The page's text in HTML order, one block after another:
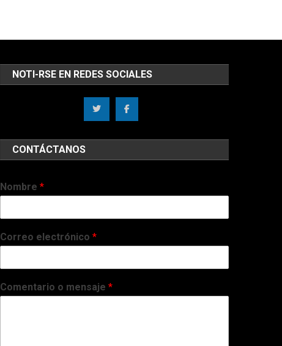
NOTI-RSE EN REDES SOCIALES
CONTÁCTANOS
Nombre *
Correo electrónico *
Comentario o mensaje *